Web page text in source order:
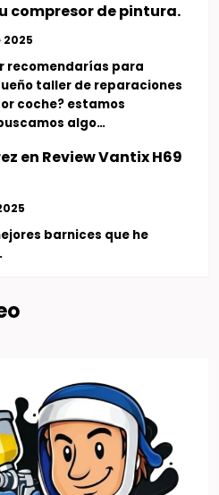
compresor de pintura.
2025
recomendarías para
taller de reparaciones
coche? estamos
algo…
en Review Vantix H69
barnices que he